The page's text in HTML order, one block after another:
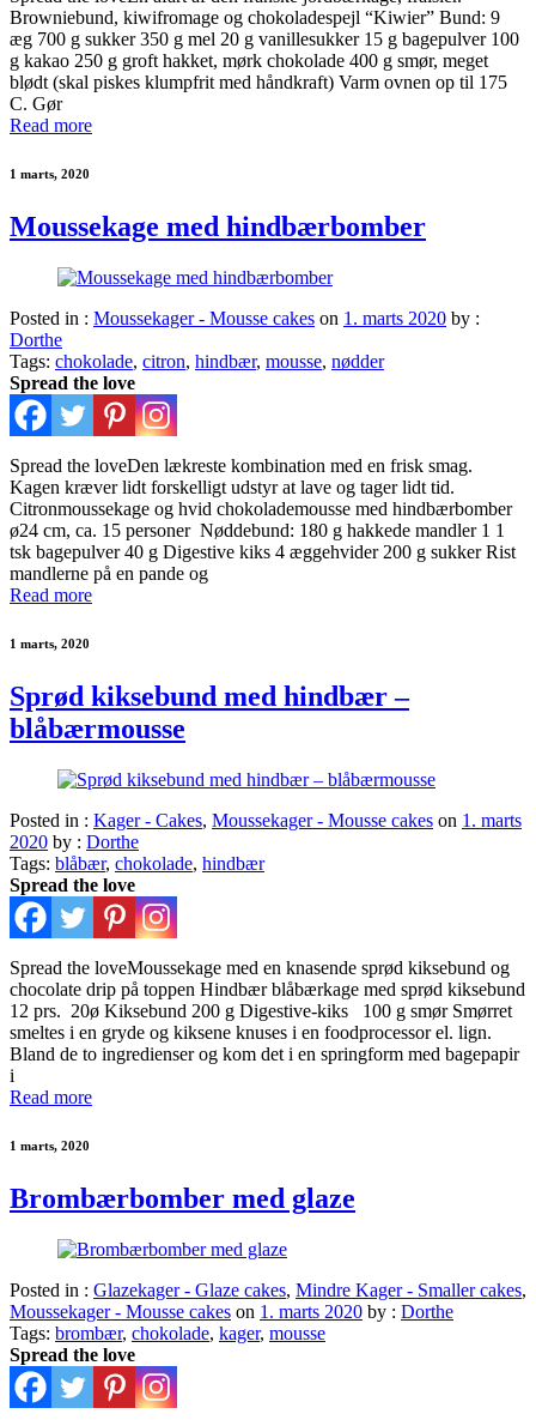
Browniebund, kiwifromage og chokoladespejl “Kiwier” Bund: 9
æg 700 g sukker 350 g mel 20 g vanillesukker 15 g bagepulver 100
g kakao 250 g groft hakket, mørk chokolade 400 g smør, meget
blødt (skal piskes klumpfrit med håndkraft) Varm ovnen op til 175
C. Gør
Read more
1 marts, 2020
Moussekage med hindbærbomber
Posted in : Moussekager - Mousse cakes on 1. marts 2020 by :
Dorthe
Tags: chokolade, citron, hindbær, mousse, nødder
Spread the love
Spread the loveDen lækreste kombination med en frisk smag.
Kagen kræver lidt forskelligt udstyr at lave og tager lidt tid.
Citronmoussekage og hvid chokolademousse med hindbærbomber
ø24 cm, ca. 15 personer Nøddebund: 180 g hakkede mandler 1 1
tsk bagepulver 40 g Digestive kiks 4 æggehvider 200 g sukker Rist
mandlerne på en pande og
Read more
1 marts, 2020
Sprød kiksebund med hindbær –
blåbærmousse
Posted in : Kager - Cakes, Moussekager - Mousse cakes on 1. marts
2020 by : Dorthe
Tags: blåbær, chokolade, hindbær
Spread the love
Spread the loveMoussekage med en knasende sprød kiksebund og
chocolate drip på toppen Hindbær blåbærkage med sprød kiksebund
12 prs. 20ø Kiksebund 200 g Digestive-kiks 100 g smør Smørret
smeltes i en gryde og kiksene knuses i en foodprocessor el. lign.
Bland de to ingredienser og kom det i en springform med bagepapir
i
Read more
1 marts, 2020
Brombærbomber med glaze
Posted in : Glazekager - Glaze cakes, Mindre Kager - Smaller cakes,
Moussekager - Mousse cakes on 1. marts 2020 by : Dorthe
Tags: brombær, chokolade, kager, mousse
Spread the love